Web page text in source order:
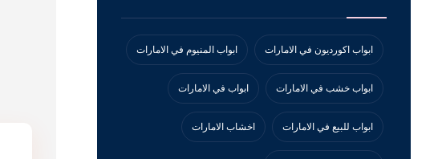
ابواب اكورديون في الامارات ابواب المنيوم في الامارات
ابواب خشب في الامارات ابواب في الامارات
ابواب للبيع في الامارات اخشاب الامارات